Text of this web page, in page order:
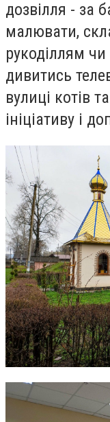
дозвілля - за
малювати,
рукоділлям
дивитись
вулиці котів
ініціативу і